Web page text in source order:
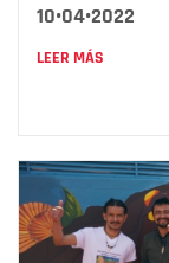
10•04•2022
LEER MÁS